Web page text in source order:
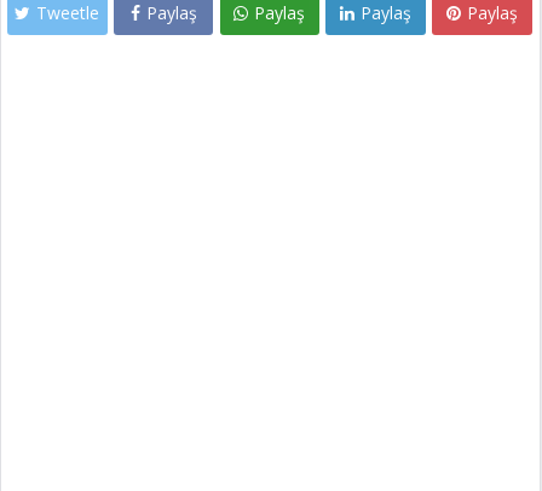
Tweetle Paylaş Paylaş Paylaş Paylaş